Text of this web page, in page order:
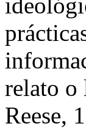
relato o
Reese,